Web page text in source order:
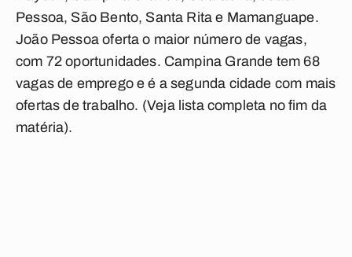
Pessoa, São Bento, Santa Rita e Mamanguape.
João Pessoa oferta o maior número de vagas,
com 72 oportunidades. Campina Grande tem 68
vagas de emprego e é a segunda cidade com mais
ofertas de trabalho. (Veja lista completa no fim da
matéria).